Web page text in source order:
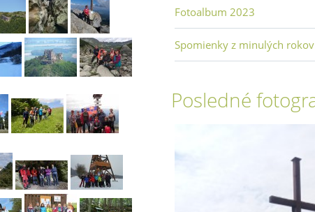
Fotoalbum 2023
Spomienky z minulých rokov
Posledné